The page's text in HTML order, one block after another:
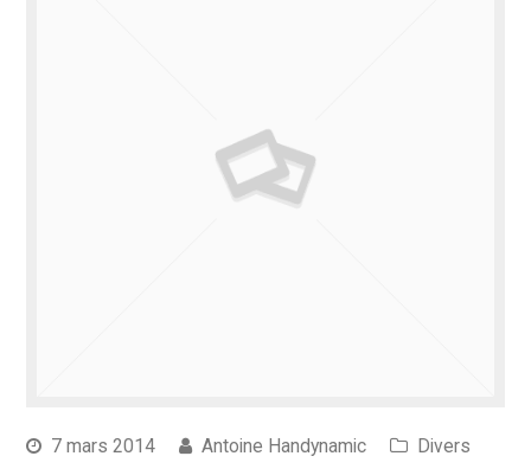
7 mars 2014 Antoine Handynamic
Divers